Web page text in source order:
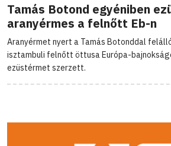
Tamás Botond egyéniben
aranyérmes a felnőtt Eb-n
Aranyérmet nyert a Tamás Botonddal
isztambuli felnőtt öttusa Európa-
ezüstérmet szerzett.